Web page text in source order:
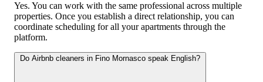
Yes. You can work with the same professional across multiple
properties. Once you establish a direct relationship, you can
coordinate scheduling for all your apartments through the
platform.
Do Airbnb cleaners in Fino Mornasco speak English?